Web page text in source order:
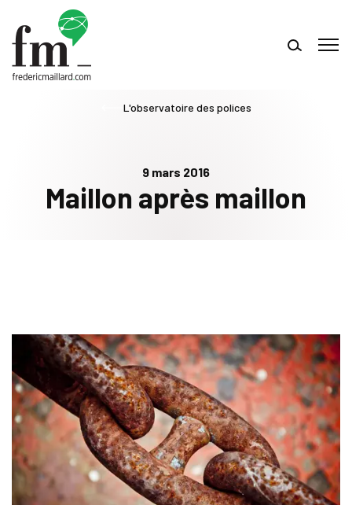
9 mars 2016
Maillon après maillon
L'observatoire des polices